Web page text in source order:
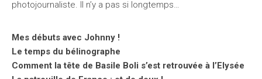
photojournaliste. Il n’y a pas si longtemps…
Mes débuts avec Johnny !
Le temps du bélinographe
Comment la tête de Basile Boli s’est retrouvée à l’Elysée